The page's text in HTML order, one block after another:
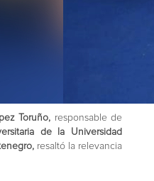
Toruño, responsable de
de la Universidad
resaltó la relevancia